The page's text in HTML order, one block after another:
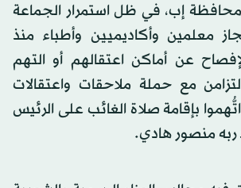
محافظة إب، في ظل استمرار الجماعة
معلمين وأكاديميين وأطباء منذ
عن أماكن اعتقالهم أو التهم
مع حملة ملاحقات واعتقالات
بإقامة صلاة الغائب على الرئيس
ربه منصور هادي.